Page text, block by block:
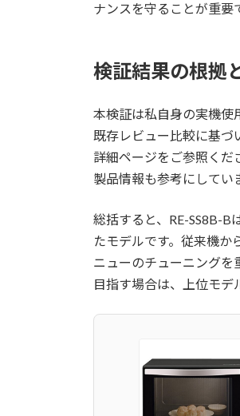
ナンスを守ることが重要
検証結果の根拠
本検証は私自身の実機使
既存レビュー比較に基づ
詳細ページをご参照くだ
製品情報も参考にしてい
総括すると、RE-SS8B-
たモデルです。従来機か
ニューのチューニングを
目指す場合は、上位モデ